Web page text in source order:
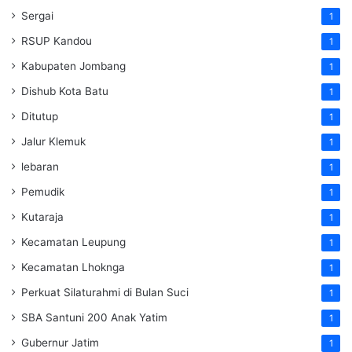
Sergai 1
RSUP Kandou 1
Kabupaten Jombang 1
Dishub Kota Batu 1
Ditutup 1
Jalur Klemuk 1
lebaran 1
Pemudik 1
Kutaraja 1
Kecamatan Leupung 1
Kecamatan Lhoknga 1
Perkuat Silaturahmi di Bulan Suci 1
SBA Santuni 200 Anak Yatim 1
Gubernur Jatim 1